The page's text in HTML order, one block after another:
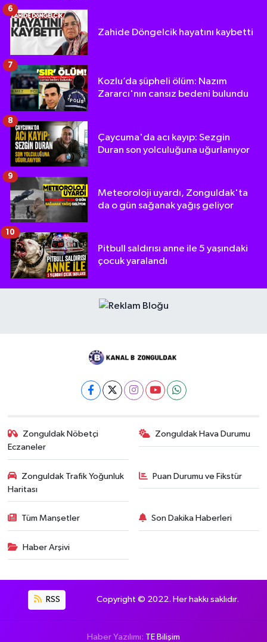
Zahide Döngelcik hayatını kaybetti
6
Kozlu’da şüpheli ölüm: Nazım
Zararcı'nın cansız bedeni bulundu
7
Çaycuma'da acı kayıp: Sezgin
Duran son yolculuğuna uğurlanıyor
8
Meteoroloji uyardı, Zonguldak'ta
da o gün sağanak yağış geliyor
9
Pitbull saldırısı anne ile 5 yaşındaki
çocuk yaralandı
10
Zonguldak Nöbetçi
Eczaneler
Zonguldak Hava Durumu
Zonguldak Trafik Yoğunluk
Haritası
Puan Durumu ve Fikstür
Tüm Manşetler Son Dakika Haberleri
Haber Arşivi
RSS Copyright © 2022. Her hakkı saklıdır.
Haber Yazılımı: TE Bilişim